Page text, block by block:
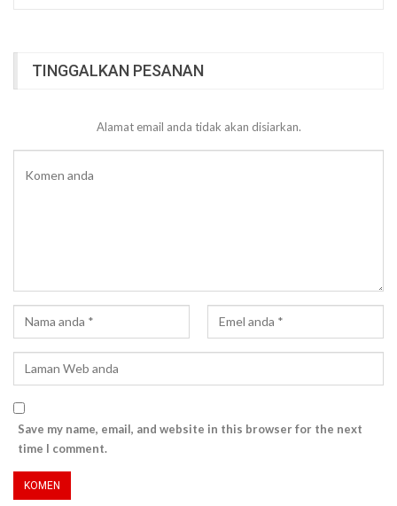
TINGGALKAN PESANAN
Alamat email anda tidak akan disiarkan.
Save my name, email, and website in this browser for the next
time I comment.